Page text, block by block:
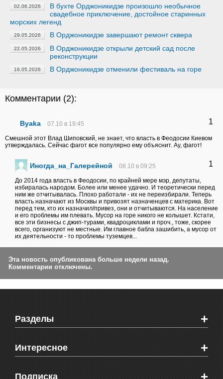
02.06.2026
В бухте Орджоникидзе произошло необычное
свадебное приключение, достойное старинных
морских легенд
29.05.2026 В Орджоникидзе завершают ремонт сквера
22.05.2026
В Орджоникидзе открыли детский сад после
реконструкции
16.05.2026 В Орджоникидзе отменили фестиваль на горе
Комментарии (2):
Byaka 07.10 в 19:45 1
Смешной этот Влад Шиповский, не знает, что власть в Феодосии Киевом
утверждалась. Сейчас фагот все популярно ему объяснит. Ау, фагот!
Иногда_на_Галерейной 08.10 в 09:25 1
До 2014 года власть в Феодосии, по крайней мере мэр, депутаты,
избиралась народом. Более или менее удачно. И теоретически перед
ним же отчитывалась. Плохо работали - их не переизбирали. Теперь
власть назначают из Москвы и привозят назначенцев с материка. Вот
перед тем, кто их назначил/привез, они и отчитываются. На население
и его проблемы им плевать. Мусор на горе никого не колышет. Кстати,
все эти бизнесы с джип-турами, квадроциклами и проч., тоже, скорее
всего, организуют не местные. Им главное бабла зашибить, а мусор от
их деятельности - то проблемы туземцев...
Эта новость опубликована больше недели назад.
Комментарии отключены.
Разделы +
Новости Феодосии
Новости Крыма
Мировые новости
Интересное +
Видео о Феодосии
Подписка